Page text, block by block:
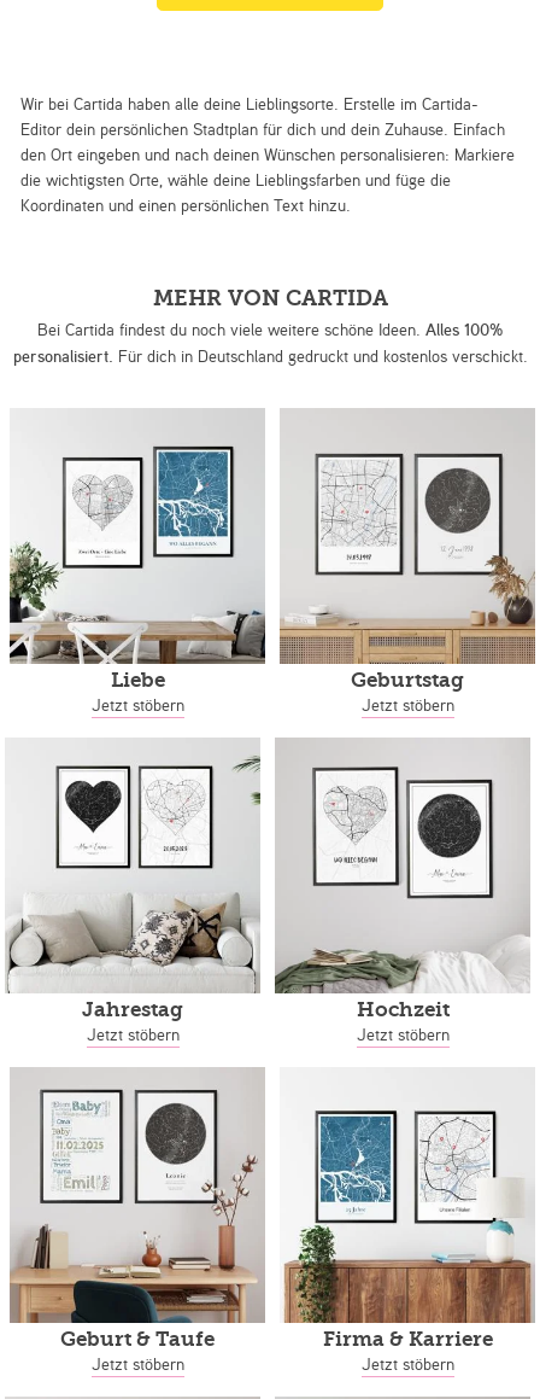
Wir bei Cartida haben alle deine Lieblingsorte. Erstelle im Cartida-
Editor dein persönlichen Stadtplan für dich und dein Zuhause. Einfach
den Ort eingeben und nach deinen Wünschen personalisieren: Markiere
die wichtigsten Orte, wähle deine Lieblingsfarben und füge die
Koordinaten und einen persönlichen Text hinzu.
MEHR VON CARTIDA
Bei Cartida findest du noch viele weitere schöne Ideen. Alles 100%
personalisiert. Für dich in Deutschland gedruckt und kostenlos verschickt.
Liebe
Jetzt stöbern
Geburtstag
Jetzt stöbern
Jahrestag
Jetzt stöbern
Hochzeit
Jetzt stöbern
Geburt & Taufe
Jetzt stöbern
Firma & Karriere
Jetzt stöbern